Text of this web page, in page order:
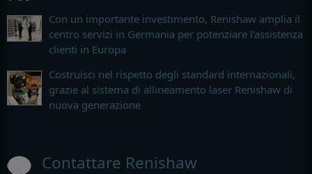
Con un importante investimento, Renishaw amplia il
centro servizi in Germania per potenziare l'assistenza
clienti in Europa
Costruisci nel rispetto degli standard internazionali,
grazie al sistema di allineamento laser Renishaw di
nuova generazione
Contattare Renishaw